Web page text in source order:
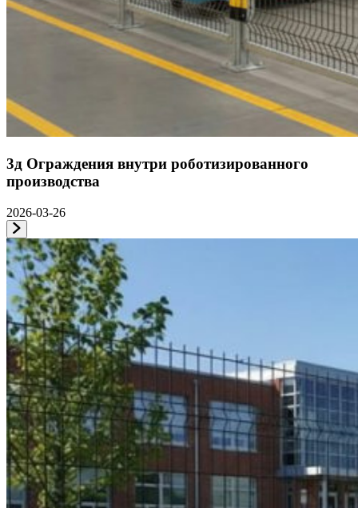
3д Ограждения внутри роботизированного
производства
2026-03-26